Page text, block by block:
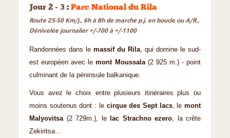
Jour 2 - 3 : Parc National du Rila
Route 25-50 Km/j., 6h à 8h de marche p.j. en boucle ou A/R.,
Dénivelée journalier +/-700 à +/-1100
Randonnées dans le massif du Rila, qui domine le sud-
est européen avec lemont Moussala(2 925 m.) - point
culminant de la péninsule balkanique.
Vous avez le choix entre plusieurs itinéraires plus ou
moins soutenus dont : le cirque des Sept lacs, lemont
Malyovitsa (2 729m.), lelac Strachno ezero, la crête
Zekiritsa…